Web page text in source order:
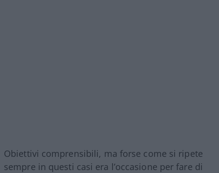
Obiettivi comprensibili, ma forse come si ripete
sempre in questi casi era l’occasione per fare di